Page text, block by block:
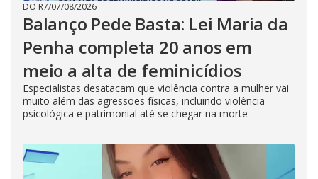
DO R7/07/08/2026
Balanço Pede Basta: Lei Maria da
Penha completa 20 anos em
meio a alta de feminicídios
Especialistas desatacam que violência contra a mulher vai
muito além das agressões físicas, incluindo violência
psicológica e patrimonial até se chegar na morte